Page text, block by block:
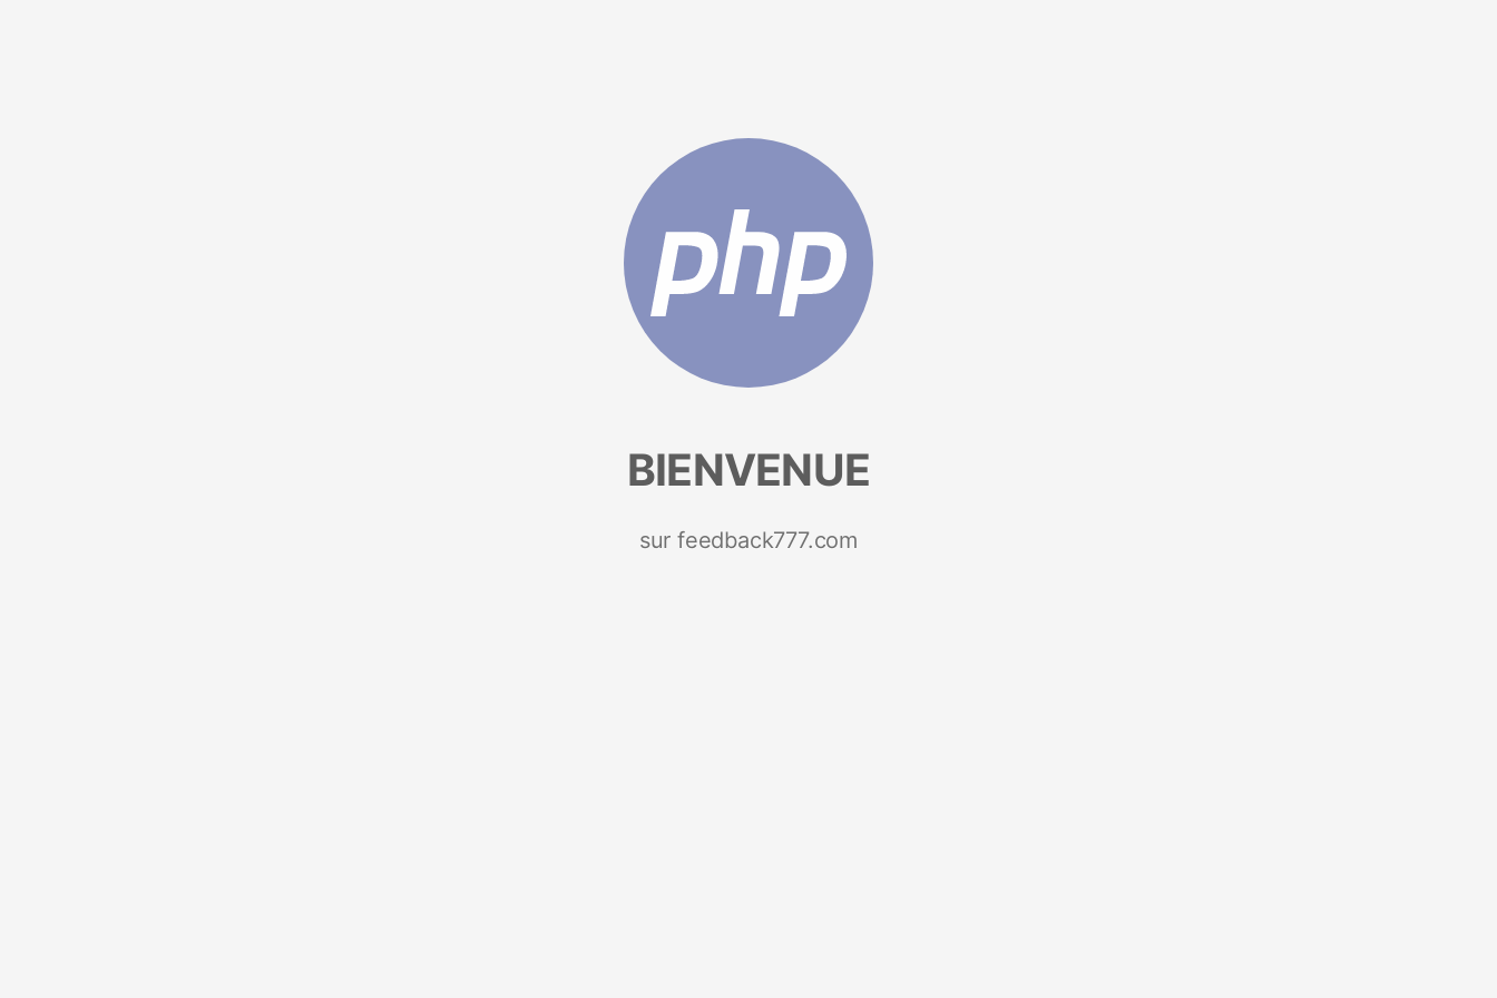
BIENVENUE
sur feedback777.com